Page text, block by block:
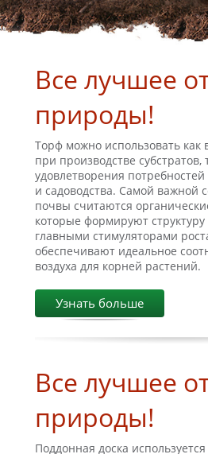
Все лучшее
природы!
Торф можно использовать как
при производстве субстратов,
удовлетворения потребностей
и садоводства. Самой важной
почвы считаются
которые формируют
главными стимуляторами
обеспечивают идеальное
воздуха для корней растений.
Узнать больше
Все лучшее
природы!
Поддонная доска